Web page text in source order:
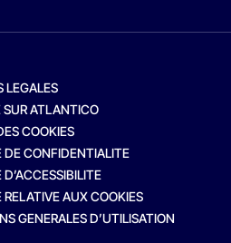
LEGALES
SUR ATLANTICO
COOKIES
DE CONFIDENTIALITE
RELATIVE AUX COOKIES
GENERALES D’UTILISATION